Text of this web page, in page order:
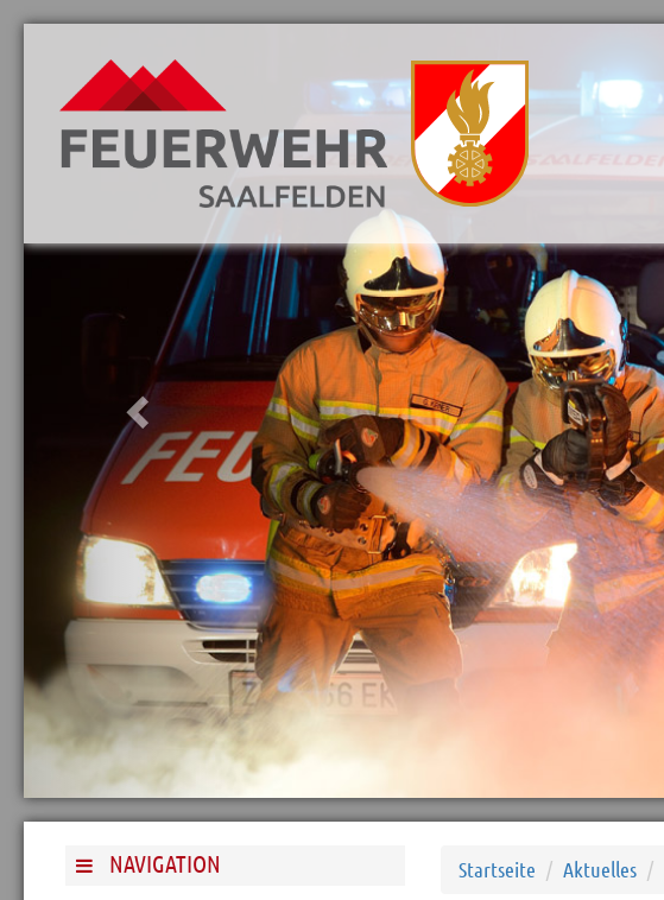
Aktuelles
Vorwort
Mannschaft
Fahrzeuge
Ausrüstung
Ausbildung
Gebäude
Archiv
Funktionäre
Veranstaltungen
Mitgliederbereich
Kontakt
SitemapNAVIGATION Startseite Aktuelles